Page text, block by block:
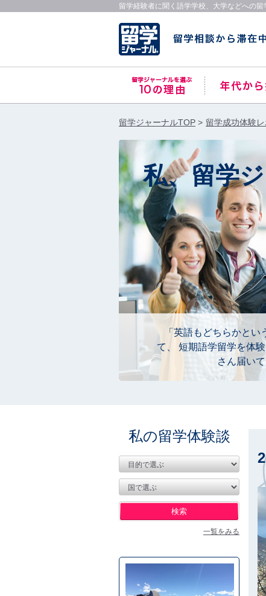
留学経験者に聞く語学学校、大学などへの留
留学ジャーナルTOP 留学成功体験レ
私、留学
「英語もどちらかと
て、 短期語学留学を体
さん届い
私の留学体験談
一覧をみる